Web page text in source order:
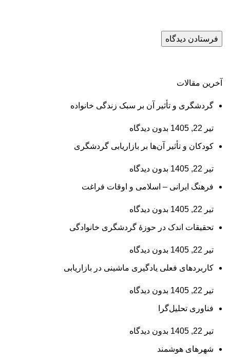
آخرین مقالات
گردشگری و تأثیر آن بر سبک زندگی خانواده
تیر 22, 1405 بدون دیدگاه
کودکان و تأثیر آن‌ها بر بازاریابی گردشگری
تیر 22, 1405 بدون دیدگاه
فرهنگ ایرانی – اسلامی و اوقات فراغت
تیر 22, 1405 بدون دیدگاه
تحقیقات اندک در حوزۀ گردشگری خانوادگی
تیر 22, 1405 بدون دیدگاه
کاربردهای فعلی یادگیری ماشینی در بازاریابی
تیر 22, 1405 بدون دیدگاه
فناوری تحلیل‌گرا
تیر 22, 1405 بدون دیدگاه
شهرهای هوشمند